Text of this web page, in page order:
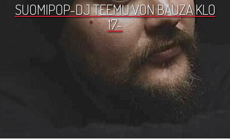
SUOMIPOP-DJ TEEMU VON BAUZA KLO
17-